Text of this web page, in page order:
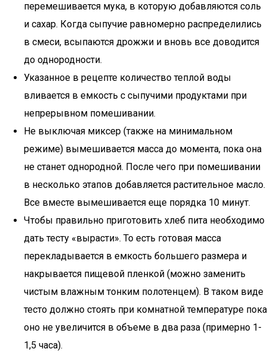
перемешивается мука, в которую добавляются соль
и сахар. Когда сыпучие равномерно распределились
в смеси, всыпаются дрожжи и вновь все доводится
до однородности.
Указанное в рецепте количество теплой воды
вливается в емкость с сыпучими продуктами при
непрерывном помешивании.
Не выключая миксер (также на минимальном
режиме) вымешивается масса до момента, пока она
не станет однородной. После чего при помешивании
в несколько этапов добавляется растительное масло.
Все вместе вымешивается еще порядка 10 минут.
Чтобы правильно приготовить хлеб пита необходимо
дать тесту «вырасти». То есть готовая масса
перекладывается в емкость большего размера и
накрывается пищевой пленкой (можно заменить
чистым влажным тонким полотенцем). В таком виде
тесто должно стоять при комнатной температуре пока
оно не увеличится в объеме в два раза (примерно 1-
1,5 часа).